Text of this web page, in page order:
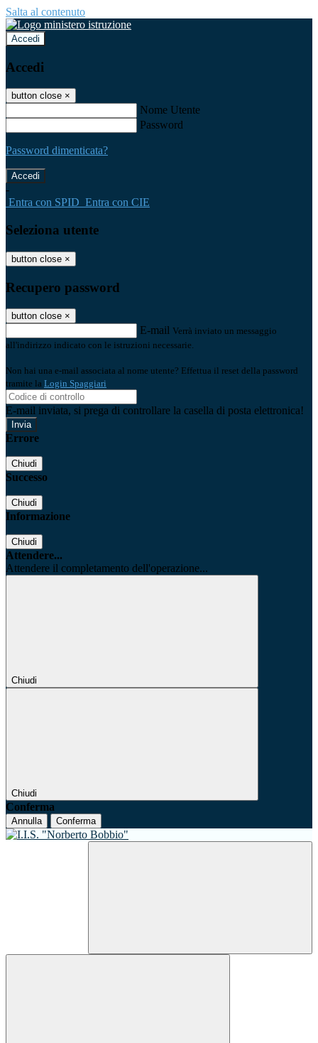
Salta al contenuto
Accedi
Accedi
button close ×
Nome Utente
Password
Password dimenticata?
-
Entra con SPID Entra con CIE
Seleziona utente
button close ×
Recupero password
button close ×
E-mail Verrà inviato un messaggio
all'indirizzo indicato con le istruzioni necessarie.
Non hai una e-mail associata al nome utente? Effettua il reset della password
tramite la Login Spaggiari
E-mail inviata, si prega di controllare la casella di posta elettronica!
Errore
Chiudi
Successo
Chiudi
Informazione
Chiudi
Attendere...
Attendere il completamento dell'operazione...
Chiudi
Chiudi
Conferma
Annulla Conferma